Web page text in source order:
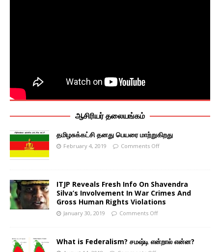
ஆசிரியர் தலையங்கம்
தமிழசுக்கட்சி தனது பெயரை மாற்றுகிறது
February 4, 2019 Comments Off
ITJP Reveals Fresh Info On Shavendra
Silva’s Involvement In War Crimes And
Gross Human Rights Violations
January 30, 2019 Comments Off
What is Federalism? சமஷ்டி என்றால் என்ன?